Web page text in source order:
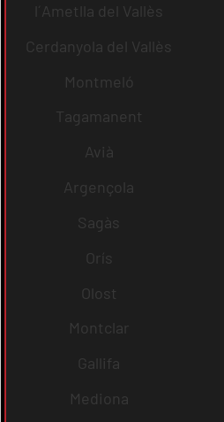
l´Ametlla del Vallès
Cerdanyola del Vallès
Montmeló
Tagamanent
Avià
Argençola
Sagàs
Orís
Olost
Montclar
Gallifa
Mediona